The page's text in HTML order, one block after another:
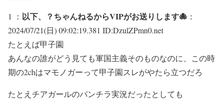
1 ： 以下、？ちゃんねるからVIPがお送りします🐙 ：
2024/07/21(日) 09:02:19.381 ID:DzulZPmn0.net
たとえば甲子園
あんなの誰がどう見ても軍国主義そのものなのに、この時
期の2chはマモノガーって甲子園スレがやたら立つだろ
たとえチアガールのパンチラ実況だったとしても